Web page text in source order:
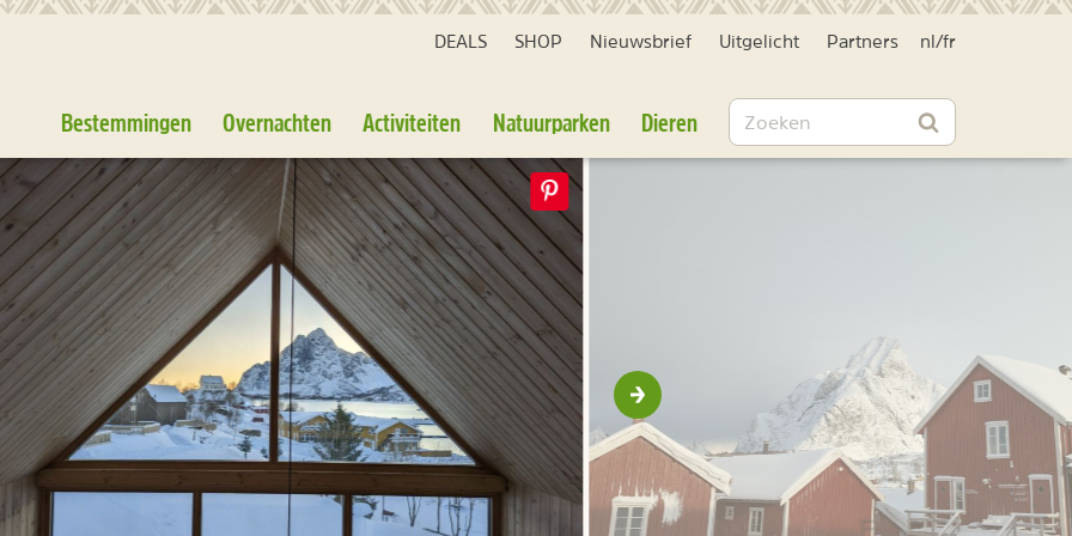
DEALS SHOP Nieuwsbrief Uitgelicht Partners nl /fr
Bestemmingen Overnachten Activiteiten Natuurparken Dieren Zoeken
Zoeken
Volgende